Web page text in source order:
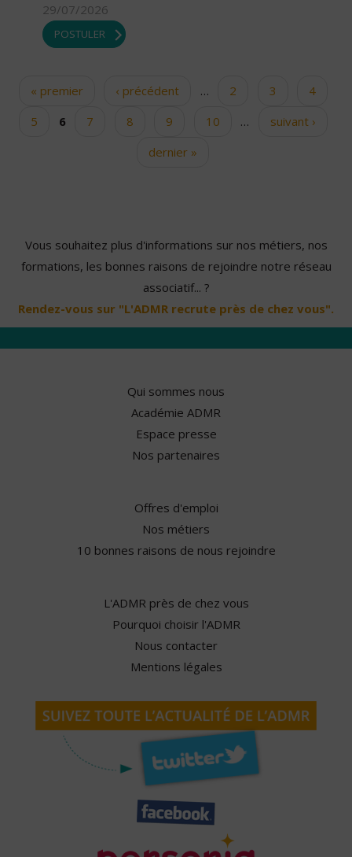
29/07/2026
POSTULER
Pages« premier ‹ précédent … 2 3
4
5
6 7 8 9 10 …
suivant ›
dernier »
Vous souhaitez plus d'informations sur nos métiers, nos
formations, les bonnes raisons de rejoindre notre réseau
associatif... ?
Rendez-vous sur "L'ADMR recrute près de chez vous".
Qui sommes nous
Académie ADMR
Espace presse
Nos partenaires
Offres d'emploi
Nos métiers
10 bonnes raisons de nous rejoindre
L'ADMR près de chez vous
Pourquoi choisir l'ADMR
Nous contacter
Mentions légales